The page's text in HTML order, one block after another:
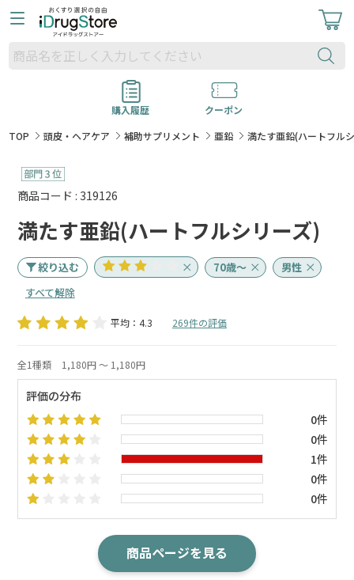
購入履歴
クーポン
TOP
頭皮・ヘアケア 補助サプリメント 亜鉛 満たす亜鉛(ハートフル
商品コード : 319126
満たす亜鉛(ハートフルシリーズ)
絞り込む 70歳～
男性
すべて解除
平均：4.3 269件の評価
全1種類 1,180円 ～ 1,180円
評価の分布
0件
0件
1件
0件
0件
商品ページを見る